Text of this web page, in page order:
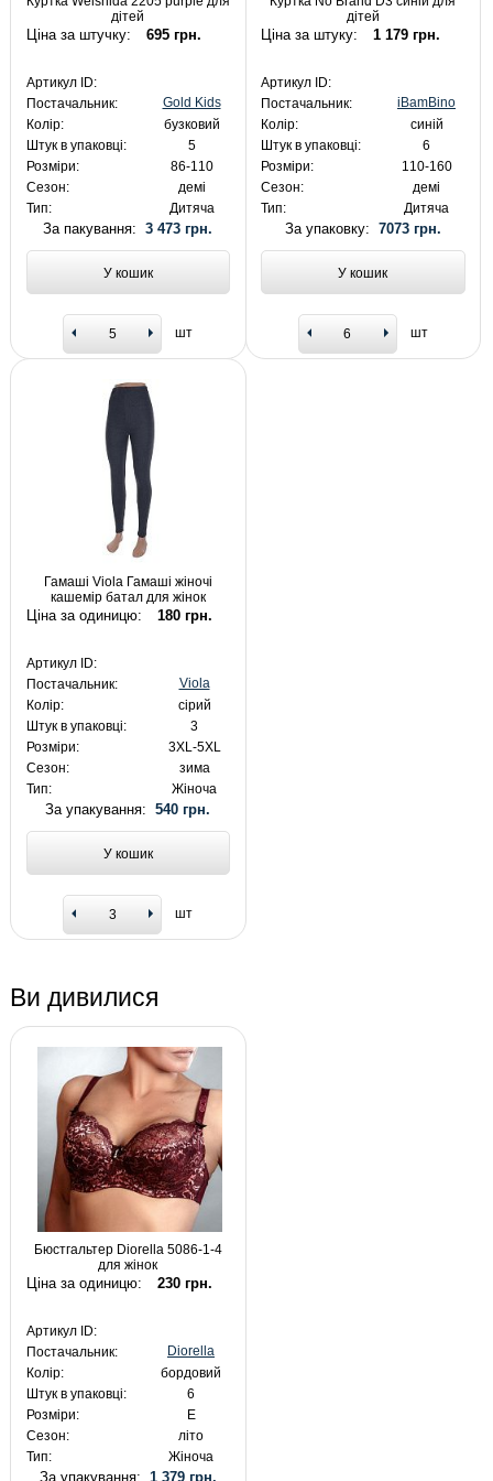
дітей
Ціна за штучку: 695 грн.
Артикул ID:
Постачальник:
Gold Kids
Колір:
бузковий
Штук в упаковці:
5
Розміри:
86-110
Сезон:
демі
Тип:
Дитяча
За пакування:3 473 грн.
У кошик
шт
дітей
Ціна за штуку: 1 179 грн.
Артикул ID:
Постачальник:
iBamBino
Колір:
синій
Штук в упаковці:
6
Розміри:
110-160
Сезон:
демі
Тип:
Дитяча
За упаковку: 7073 грн.
У кошик
шт
Гамаші Viola Гамаші жіночі
кашемір батал для жінок
Ціна за одиницю: 180 грн.
Артикул ID:
Постачальник:
Viola
Колір:
сірий
Штук в упаковці:
3
Розміри:
3XL-5XL
Сезон:
зима
Тип:
Жіноча
За упакування:540 грн.
У кошик
шт
Ви дивилися
Бюстгальтер Diorella 5086-1-4
для жінок
Ціна за одиницю: 230 грн.
Артикул ID:
Постачальник:
Diorella
Колір:
бордовий
Штук в упаковці:
6
Розміри:
E
Сезон:
літо
Тип:
Жіноча
За упакування: 1 379 грн.